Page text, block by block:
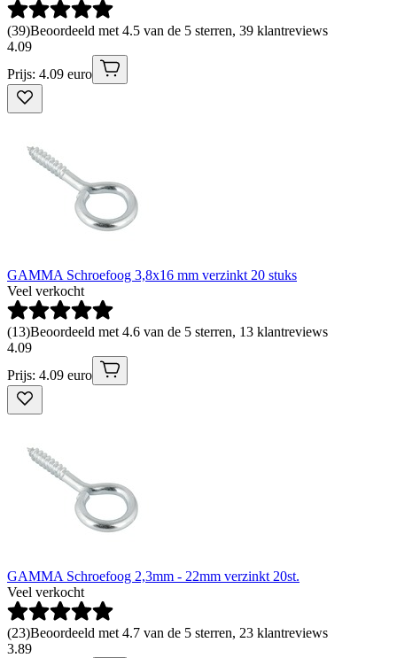
(39)Beoordeeld met 4.5 van de 5 sterren, 39 klantreviews
4.09
Prijs: 4.09 euro
GAMMA Schroefoog 3,8x16 mm verzinkt 20 stuks
Veel verkocht
(13)Beoordeeld met 4.6 van de 5 sterren, 13 klantreviews
4.09
Prijs: 4.09 euro
GAMMA Schroefoog 2,3mm - 22mm verzinkt 20st.
Veel verkocht
(23)Beoordeeld met 4.7 van de 5 sterren, 23 klantreviews
3.89